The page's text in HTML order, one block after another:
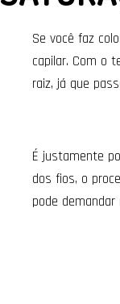
Se você faz
capilar. Com o
raiz, já que
É justamente
dos fios, o
pode